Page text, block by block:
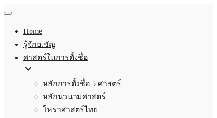
Home
รู้จักอ.ชัญ
ศาสตร์ในการตั้งชื่อ
หลักการตั้งชื่อ 5 ศาสตร์
หลักนวนามศาสตร์
โหราศาสตร์ไทย